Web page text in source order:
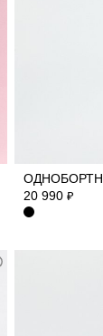
20 990 ₽